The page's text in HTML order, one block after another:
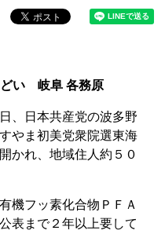
どい 岐阜 各務原
、日本共産党の波多野
やま初美党衆院選東海
かれ、地域住人約５０
機フッ素化合物ＰＦＡ
表まで２年以上要して